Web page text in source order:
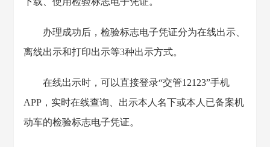
办理成功后，检验标志电子凭证分为在线出示、
离线出示和打印出示等3种出示方式。
在线出示时，可以直接登录“交管12123”手机
APP，实时在线查询、出示本人名下或本人已备案机
动车的检验标志电子凭证。